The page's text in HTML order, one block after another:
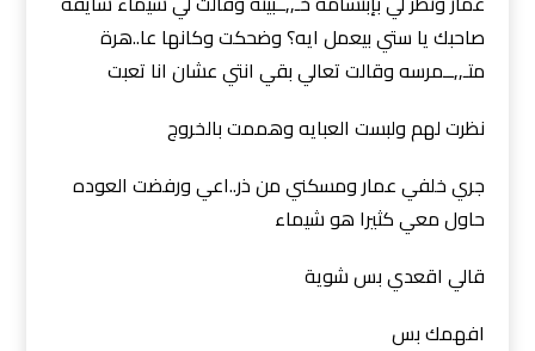
صاحبك يا ستي بيعمل ايه؟ وضحكت وكانها عا..هرة
متـ,,ــمرسه وقالت تعالي بقي انتي عشان انا تعبت
نظرت لهم ولبست العبايه وهممت بالخروج
جري خلفي عمار ومسكني من ذر..اعي ورفضت العوده
حاول معي كثيرا هو شيماء
قالي اقعدي بس شوية
افهمك بس